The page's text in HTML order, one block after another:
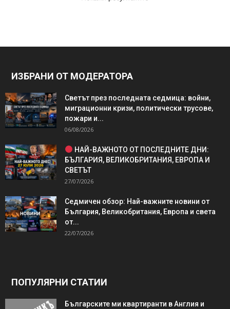
ИЗБРАНИ ОТ МОДЕРАТОРА
Светът през последната седмица: войни,
миграционни кризи, политически трусове,
пожари и...
06/08/2026
НАЙ-ВАЖНОТО ОТ ПОСЛЕДНИТЕ ДНИ:
БЪЛГАРИЯ, ВЕЛИКОБРИТАНИЯ, ЕВРОПА И
СВЕТЪТ
27/07/2026
Седмичен обзор: Най-важните новини от
България, Великобритания, Европа и света
от...
22/07/2026
ПОПУЛЯРНИ СТАТИИ
Българските ми квартиранти в Англия и